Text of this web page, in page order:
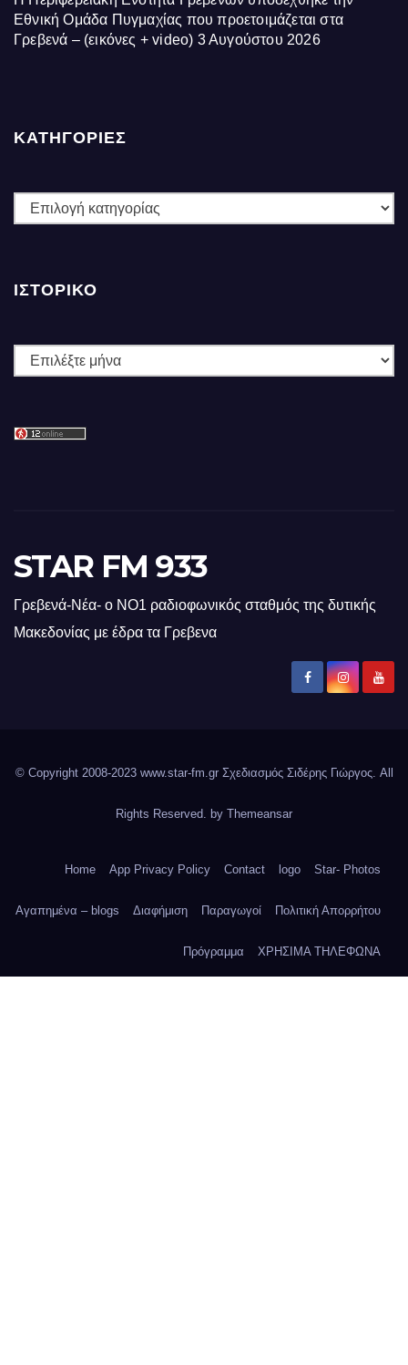
Εθνική Ομάδα Πυγμαχίας που προετοιμάζεται στα
Γρεβενά – (εικόνες + video) 3 Αυγούστου 2026
ΚΑΤΗΓΟΡΙΕΣ
ΚΑΤΗΓΟΡΙΕΣ
ΙΣΤΟΡΙΚΌ
Ιστορικό
STAR FM 933
Γρεβενά-Νέα- ο ΝΟ1 ραδιοφωνικός σταθμός της δυτικής
Μακεδονίας με έδρα τα Γρεβενα
© Copyright 2008-2023 www.star-fm.gr Σχεδιασμός Σιδέρης Γιώργος. All
Rights Reserved. by Themeansar
Home App Privacy Policy Contact logo Star- Photos
Αγαπημένα – blogs Διαφήμιση Παραγωγοί Πολιτική Απορρήτου
Πρόγραμμα ΧΡΗΣΙΜΑ ΤΗΛΕΦΩΝΑ